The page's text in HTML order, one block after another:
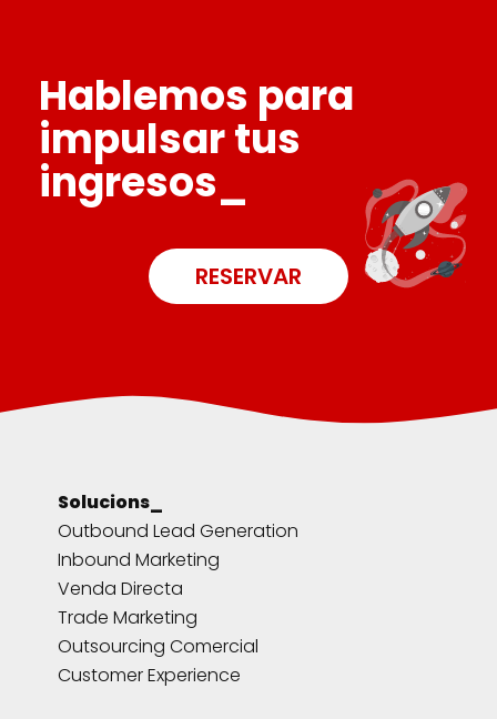
Hablemos para
impulsar tus
ingresos_
RESERVAR
Solucions_
Outbound Lead Generation
Inbound Marketing
Venda Directa
Trade Marketing
Outsourcing Comercial
Customer Experience